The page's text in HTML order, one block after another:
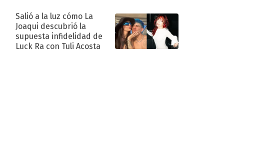
sentimental
Salió a la luz cómo La
Joaqui descubrió la
supuesta infidelidad de
Luck Ra con Tuli Acosta